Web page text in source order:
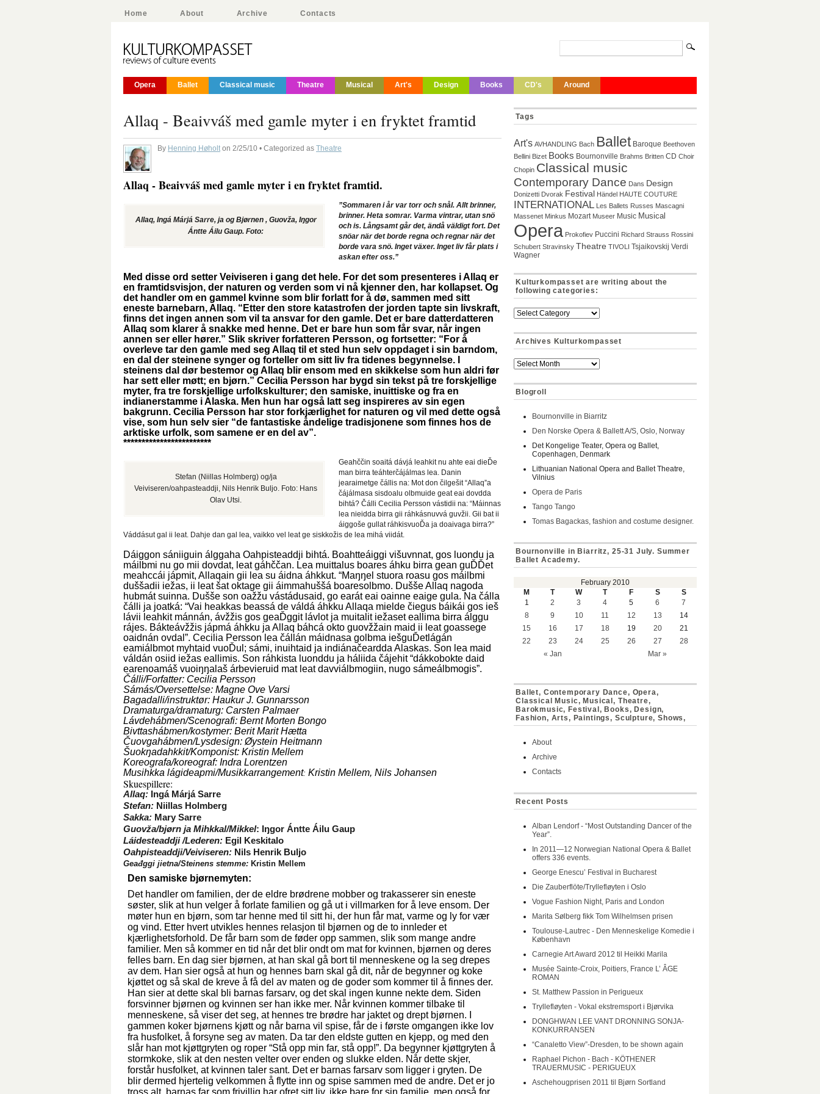
Home About Archive Contacts
Opera Ballet Classical music Theatre Musical Art's Design Books CD's Around
Allaq - Beaivváš med gamle myter i en fryktet framtid
By Henning Høholton 2/25/10 • Categorized as Theatre
Allaq - Beaivváš med gamle myter i en fryktet framtid.
Allaq, Ingá Márjá Sarre, ja og Bjørnen , Guovža, Iŋgor
Ántte Áilu Gaup. Foto:
”Sommaren i år var torr och snål. Allt brinner,
brinner. Heta somrar. Varma vintrar, utan snö
och is. Långsamt går det, ändå väldigt fort. Det
snöar när det borde regna och regnar när det
borde vara snö. Inget växer. Inget liv får plats i
askan efter oss.”
Med disse ord setter Veiviseren i gang det hele. For det som presenteres i Allaq er
en framtidsvisjon, der naturen og verden som vi nå kjenner den, har kollapset. Og
det handler om en gammel kvinne som blir forlatt for å dø, sammen med sitt
eneste barnebarn, Allaq. “Etter den store katastrofen der jorden tapte sin livskraft,
finns det ingen annen som vil ta ansvar for den gamle. Det er bare datterdatteren
Allaq som klarer å snakke med henne. Det er bare hun som får svar, når ingen
annen ser eller hører.” Slik skriver forfatteren Persson, og fortsetter: “For å
overleve tar den gamle med seg Allaq til et sted hun selv oppdaget i sin barndom,
en dal der steinene synger og forteller om sitt liv fra tidenes begynnelse. I
steinens dal dør bestemor og Allaq blir ensom med en skikkelse som hun aldri før
har sett eller møtt; en bjørn.” Cecilia Persson har bygd sin tekst på tre forskjellige
myter, fra tre forskjellige urfolkskulturer; den samiske, inuittiske og fra en
indianerstamme i Alaska. Men hun har også latt seg inspireres av sin egen
bakgrunn. Cecilia Persson har stor forkjærlighet for naturen og vil med dette også
vise, som hun selv sier “de fantastiske åndelige tradisjonene som finnes hos de
arktiske urfolk, som samene er en del av”.
************************
Stefan (Niillas Holmberg) og/ja
Veiviseren/oahpasteaddji, Nils Henrik Buljo. Foto: Hans
Olav Utsi.
Geahččin soaitá dávjá leahkit nu ahte eai dieĎe
man birra teáhterčájálmas lea. Danin
jearaimetge čállis na: Mot don čilgešit “Allaq”a
čájálmasa sisdoalu olbmuide geat eai dovdda
bihtá? Čálli Cecilia Persson vástidii na: “Máinnas
lea nieidda birra gii ráhkásnuvvá guvžii. Gii bat ii
áiggoše gullat ráhkisvuoĎa ja doaivaga birra?”
Váddásut gal ii leat. Dahje dan gal lea, vaikko vel leat ge siskkožis de lea mihá viidát.
Dáiggon sániiguin álggaha Oahpisteaddji bihtá. Boahtteáiggi višuvnnat, gos luondu ja
máilbmi nu go mii dovdat, leat gáhččan. Lea muittalus boares áhku birra gean guĎĎet
meahccái jápmit, Allaqain gii lea su áidna áhkkut. “Maŋŋel stuora roasu gos máilbmi
duššadii iežas, ii leat šat oktage gii áimmahuššá boaresolbmo. Dušše Allaq nagoda
hubmát suinna. Dušše son oažžu vástádusaid, go earát eai oainne eaige gula. Na čálla
čálli ja joatká: “Vai heakkas beassá de váldá áhkku Allaqa mielde čiegus báikái gos ieš
lávii leahkit mánnán, ávžžis gos geaĎggit lávlot ja muitalit iežaset eallima birra álggu
rájes. Bákteávžžis jápmá áhkku ja Allaq báhcá okto guovžžain maid ii leat goassege
oaidnán ovdal”. Cecilia Persson lea čállán máidnasa golbma iešguĎetlágán
eamiálbmot myhtaid vuoĎul; sámi, inuihtaid ja indiánačeardda Alaskas. Son lea maid
váldán osiid iežas eallimis. Son ráhkista luonddu ja háliida čájehit “dákkobokte daid
earenoamáš vuoiŋŋalaš árbevieruid mat leat davviálbmogiin, nugo sámeálbmogis”.
Čálli/Forfatter: Cecilia Persson
Sámás/Oversettelse: Magne Ove Varsi
Bagadalli/instruktør: Haukur J. Gunnarsson
Dramaturga/dramaturg: Carsten Palmaer
Lávdehábmen/Scenografi: Bernt Morten Bongo
Bivttashábmen/kostymer: Berit Marit Hætta
Čuovgahábmen/Lysdesign: Øystein Heitmann
Šuokŋadahkkit/Komponist: Kristin Mellem
Koreografa/koreograf: Indra Lorentzen
Musihkka lágideapmi/Musikkarrangement: Kristin Mellem, Nils Johansen
Skuespillere:
Allaq: Ingá Márjá Sarre
Stefan: Niillas Holmberg
Sakka: Mary Sarre
Guovža/bjørn ja Mihkkal/Mikkel: Iŋgor Ántte Áilu Gaup
Láidesteaddji /Lederen: Egil Keskitalo
Oahpisteaddji/Veiviseren: Nils Henrik Buljo
Geađggi jietna/Steinens stemme: Kristin Mellem
Den samiske bjørnemyten:
Det handler om familien, der de eldre brødrene mobber og trakasserer sin eneste
søster, slik at hun velger å forlate familien og gå ut i villmarken for å leve ensom. Der
møter hun en bjørn, som tar henne med til sitt hi, der hun får mat, varme og ly for vær
og vind. Etter hvert utvikles hennes relasjon til bjørnen og de to innleder et
kjærlighetsforhold. De får barn som de føder opp sammen, slik som mange andre
familier. Men så kommer en tid når det blir ondt om mat for kvinnen, bjørnen og deres
felles barn. En dag sier bjørnen, at han skal gå bort til menneskene og la seg drepes
av dem. Han sier også at hun og hennes barn skal gå dit, når de begynner og koke
kjøttet og så skal de kreve å få del av maten og de goder som kommer til å finnes der.
Han sier at dette skal bli barnas farsarv, og det skal ingen kunne nekte dem. Siden
forsvinner bjørnen og kvinnen ser han ikke mer. Når kvinnen kommer tilbake til
menneskene, så viser det seg, at hennes tre brødre har jaktet og drept bjørnen. I
gammen koker bjørnens kjøtt og når barna vil spise, får de i første omgangen ikke lov
fra husfolket, å forsyne seg av maten. Da tar den eldste gutten en kjepp, og med den
slår han mot kjøttgryten og roper “Stå opp min far, stå opp!”. Da begynner kjøttgryten å
stormkoke, slik at den nesten velter over enden og slukke elden. Når dette skjer,
forstår husfolket, at kvinnen taler sant. Det er barnas farsarv som ligger i gryten. De
blir dermed hjertelig velkommen å flytte inn og spise sammen med de andre. Det er jo
tross alt, barnas far som frivillig har ofret sitt liv, ikke bare for sin familie, men også for
Tags
Art's AVHANDLING Bach Ballet Baroque Beethoven
Bellini Bizet Books Bournonville Brahms Britten CD Choir
Chopin Classical music
Contemporary Dance Dans Design
Donizetti Dvorak Festival Händel HAUTE COUTURE
INTERNATIONAL Les Ballets Russes Mascagni
Massenet Minkus Mozart Museer Music Musical
Opera Prokofiev Puccini Richard Strauss Rossini
Schubert Stravinsky Theatre TIVOLI Tsjaikovskij Verdi
Wagner
Kulturkompasset are writing about the
following categories:
Archives Kulturkompasset
Blogroll
Bournonville in Biarritz
Den Norske Opera & Ballett A/S, Oslo, Norway
Det Kongelige Teater, Opera og Ballet,
Copenhagen, Denmark
Lithuanian National Opera and Ballet Theatre,
Vilnius
Opera de Paris
Tango Tango
Tomas Bagackas, fashion and costume designer.
Bournonville in Biarritz, 25-31 July. Summer
Ballet Academy.
February 2010
M
T W T F S S
« Jan Mar »
1 2 3 4 5 6
7
8
9 10 11 12 13
14
15
16 17 18 19 20
21
22
23 24 25 26 27 28
Ballet, Contemporary Dance, Opera,
Classical Music, Musical, Theatre,
Barokmusic, Festival, Books, Design,
Fashion, Arts, Paintings, Sculpture, Shows,
About
Archive
Contacts
Recent Posts
Alban Lendorf - “Most Outstanding Dancer of the
Year”.
In 2011—12 Norwegian National Opera & Ballet
offers 336 events.
George Enescu’ Festival in Bucharest
Die Zauberflöte/Tryllefløyten i Oslo
Vogue Fashion Night, Paris and London
Marita Sølberg fikk Tom Wilhelmsen prisen
Toulouse-Lautrec - Den Menneskelige Komedie i
København
Carnegie Art Award 2012 til Heikki Marila
Musée Sainte-Croix, Poitiers, France L’ ÂGE
ROMAN
St. Matthew Passion in Perigueux
Tryllefløyten - Vokal ekstremsport i Bjørvika
DONGHWAN LEE VANT DRONNING SONJA-
KONKURRANSEN
“Canaletto View”-Dresden, to be shown again
Raphael Pichon - Bach - KÖTHENER
TRAUERMUSIC - PERIGUEUX
Aschehougprisen 2011 til Bjørn Sortland